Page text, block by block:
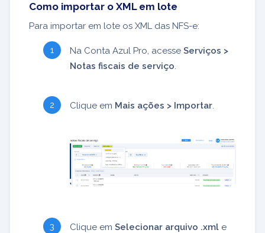
Como importar o XML em lote
Para importar em lote os XML das NFS-e:
Na Conta Azul Pro, acesse Serviços >
Notas fiscais de serviço.
Clique em Mais ações > Importar.
Clique em Selecionar arquivo .xml e